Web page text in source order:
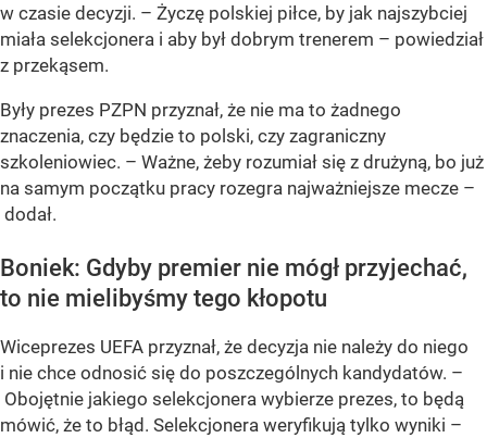
w czasie decyzji. – Życzę polskiej piłce, by jak najszybciej
miała selekcjonera i aby był dobrym trenerem – powiedział
z przekąsem.
Były prezes PZPN przyznał, że nie ma to żadnego
znaczenia, czy będzie to polski, czy zagraniczny
szkoleniowiec. – Ważne, żeby rozumiał się z drużyną, bo już
na samym początku pracy rozegra najważniejsze mecze –
dodał.
Boniek: Gdyby premier nie mógł przyjechać,
to nie mielibyśmy tego kłopotu
Wiceprezes UEFA przyznał, że decyzja nie należy do niego
i nie chce odnosić się do poszczególnych kandydatów. –
Obojętnie jakiego selekcjonera wybierze prezes, to będą
mówić, że to błąd. Selekcjonera weryfikują tylko wyniki –